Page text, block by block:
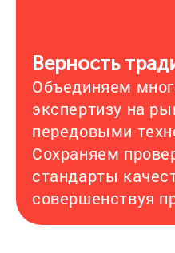
Верность
Объединяем
экспертизу на
передовыми
Сохраняем
стандарты
совершенствуя